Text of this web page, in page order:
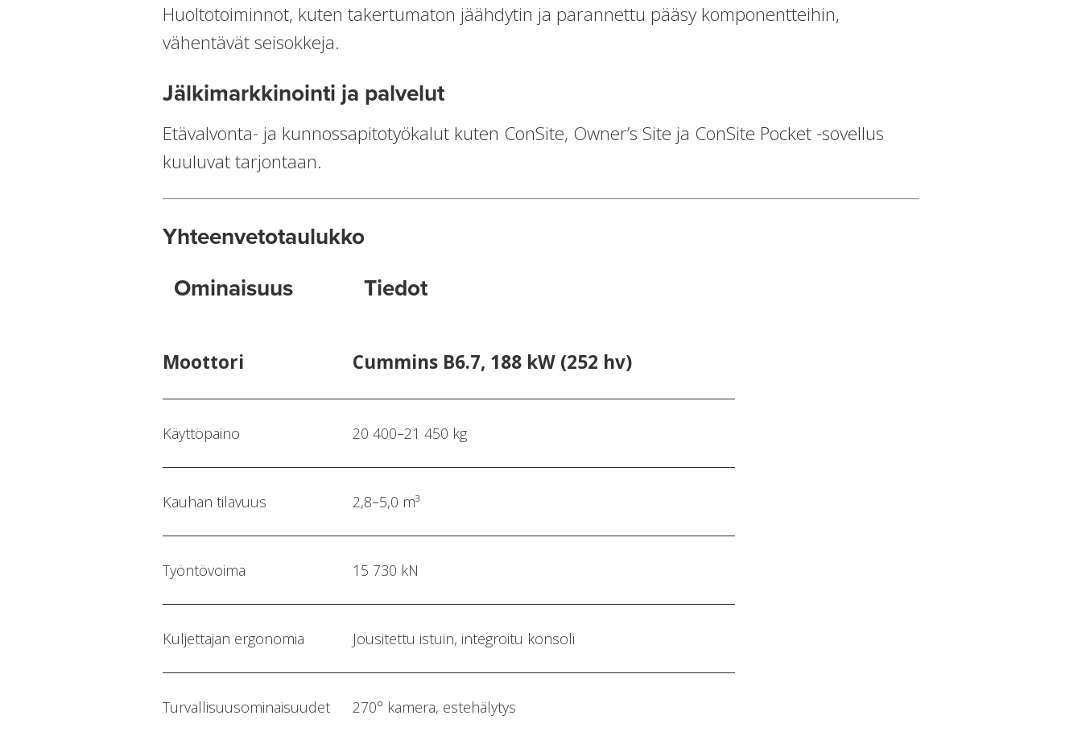
Huoltotoiminnot, kuten takertumaton jäähdytin ja parannettu pääsy komponentteihin,
vähentävät seisokkeja.
Jälkimarkkinointi ja palvelut
Etävalvonta- ja kunnossapitotyökalut kuten ConSite, Owner’s Site ja ConSite Pocket -sovellus
kuuluvat tarjontaan.
Yhteenvetotaulukko
Ominaisuus
Tiedot
Moottori Cummins B6.7, 188 kW (252 hv)
Käyttöpaino 20 400–21 450 kg
Kauhan tilavuus 2,8–5,0 m³
Työntövoima 15 730 kN
Kuljettajan ergonomia Jousitettu istuin, integroitu konsoli
Turvallisuusominaisuudet 270° kamera, estehälytys